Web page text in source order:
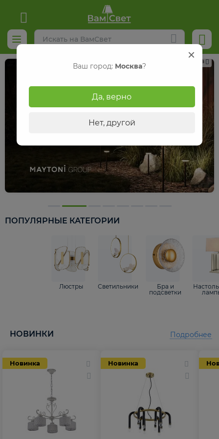
Реклама
ПОПУЛЯРНЫЕ КАТЕГОРИИ
Люстры Светильники
Бра и
подсветки
НОВИНКИ
Новинка Новинка
Подробнее
Ваш город: Москва?
Да, верно
Нет, другой